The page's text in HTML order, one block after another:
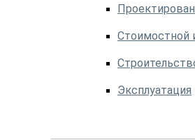
Стоимостной
Эксплуатация